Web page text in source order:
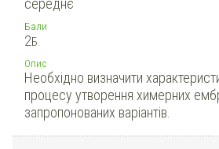
середнє
Бали
2Б.
Опис
Необхідно визначити
процесу утворення химерних
запропонованих варіантів.